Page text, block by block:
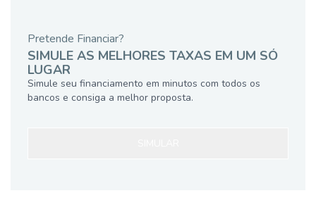
Pretende Financiar?
SIMULE AS MELHORES TAXAS EM UM SÓ
LUGAR
Simule seu financiamento em minutos com todos os
bancos e consiga a melhor proposta.